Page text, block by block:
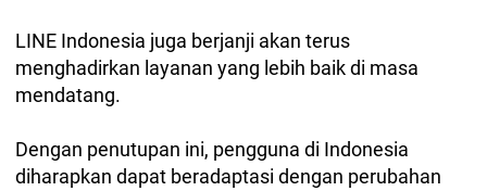
LINE Indonesia juga berjanji akan terus
menghadirkan layanan yang lebih baik di masa
mendatang.
Dengan penutupan ini, pengguna di Indonesia
diharapkan dapat beradaptasi dengan perubahan